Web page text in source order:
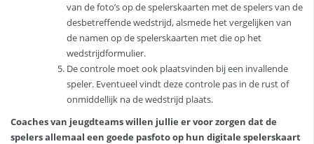
van de foto’s op de spelerskaarten met de spelers van de
desbetreffende wedstrijd, alsmede het vergelijken van
de namen op de spelerskaarten met die op het
wedstrijdformulier.
De controle moet ook plaatsvinden bij een invallende
speler. Eventueel vindt deze controle pas in de rust of
onmiddellijk na de wedstrijd plaats.
Coaches van jeugdteams willen jullie er voor zorgen dat de
spelers allemaal een goede pasfoto op hun digitale spelerskaart